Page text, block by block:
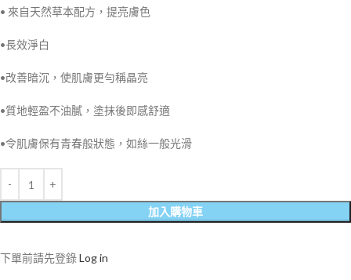
• 來自天然草本配方，提亮膚色
•長效淨白
•改善暗沉，使肌膚更勻稱晶亮
•質地輕盈不油膩，塗抹後即感舒適
•令肌膚保有青春般狀態，如絲一般光滑
加入購物車
下單前請先登錄Log in